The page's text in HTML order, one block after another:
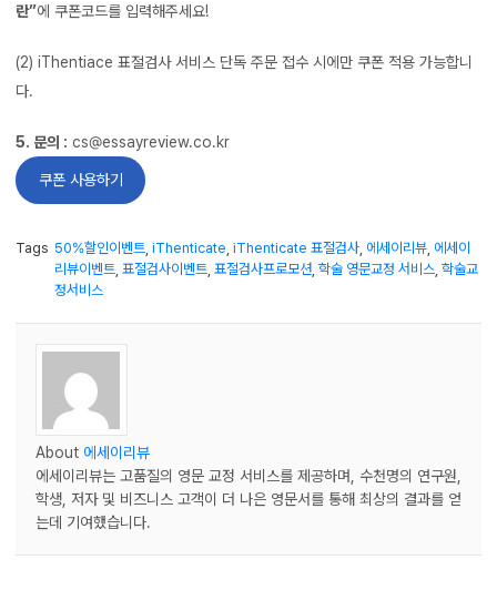
란”에 쿠폰코드를 입력해주세요!
(2) iThentiace 표절검사 서비스 단독 주문 접수 시에만 쿠폰 적용 가능합니
다.
5. 문의 : cs@essayreview.co.kr
쿠폰 사용하기
Tags 50%할인이벤트 iThenticate iThenticate 표절검사 에세이리뷰 에세이
리뷰이벤트 표절검사이벤트 표절검사프로모션 학술 영문교정 서비스 학술교
정서비스
About 에세이리뷰
에세이리뷰는 고품질의 영문 교정 서비스를 제공하며, 수천명의 연구원,
학생, 저자 및 비즈니스 고객이 더 나은 영문서를 통해 최상의 결과를 얻
는데 기여했습니다.